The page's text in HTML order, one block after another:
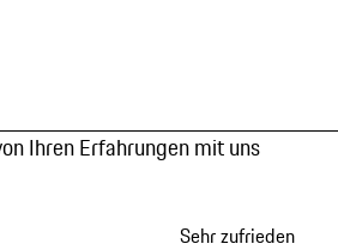
Ihren Erfahrungen mit uns
Sehr zufrieden